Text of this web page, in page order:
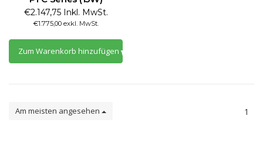
€2.147,75 Inkl. MwSt.
€1.775,00 exkl. MwSt.
Zum Warenkorb hinzufügen
Am meisten angesehen 1